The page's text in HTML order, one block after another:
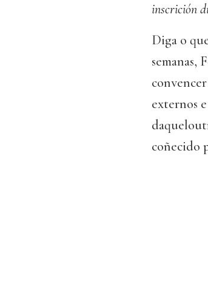
inscrición
Diga o
semanas,
externos
coñecido